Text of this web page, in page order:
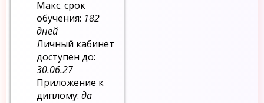
Макс. срок
обучения: 182
дней
Личный кабинет
доступен до:
30.06.27
Приложение к
диплому:да